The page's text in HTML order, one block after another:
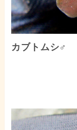
カブトムシ♂